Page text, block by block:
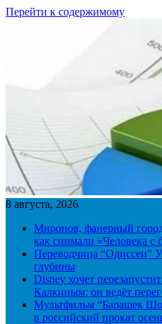
Перейти к содержимому
8 августа, 2026
Миронов, фанерный город
как снимали «Человека с
Переводчица “Одиссеи”
глубины
Disney хочет
Калкиным: он ведёт
Мультфильм “Барашек
в российский прокат